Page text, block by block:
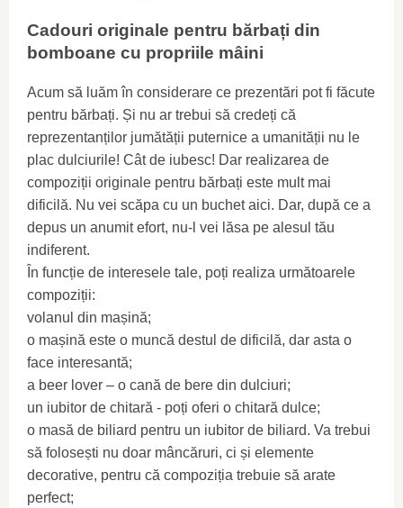
Cadouri originale pentru bărbați din
bomboane cu propriile mâini
Acum să luăm în considerare ce prezentări pot fi făcute
pentru bărbați. Și nu ar trebui să credeți că
reprezentanților jumătății puternice a umanității nu le
plac dulciurile! Cât de iubesc! Dar realizarea de
compoziții originale pentru bărbați este mult mai
dificilă. Nu vei scăpa cu un buchet aici. Dar, după ce a
depus un anumit efort, nu-l vei lăsa pe alesul tău
indiferent.
În funcție de interesele tale, poți realiza următoarele
compoziții:
volanul din mașină;
o mașină este o muncă destul de dificilă, dar asta o
face interesantă;
a beer lover – o cană de bere din dulciuri;
un iubitor de chitară - poți oferi o chitară dulce;
o masă de biliard pentru un iubitor de biliard. Va trebui
să folosești nu doar mâncăruri, ci și elemente
decorative, pentru că compoziția trebuie să arate
perfect;